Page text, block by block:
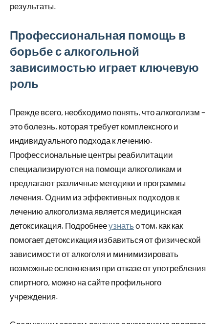
результаты.
Профессиональная помощь в
борьбе с алкогольной
зависимостью играет ключевую
роль
Прежде всего, необходимо понять, что алкоголизм –
это болезнь, которая требует комплексного и
индивидуального подхода к лечению.
Профессиональные центры реабилитации
специализируются на помощи алкоголикам и
предлагают различные методики и программы
лечения. Одним из эффективных подходов к
лечению алкоголизма является медицинская
детоксикация, Подробнееузнать о том, как как
помогает детоксикация избавиться от физической
зависимости от алкоголя и минимизировать
возможные осложнения при отказе от употребления
спиртного, можно на сайте профильного
учреждения.